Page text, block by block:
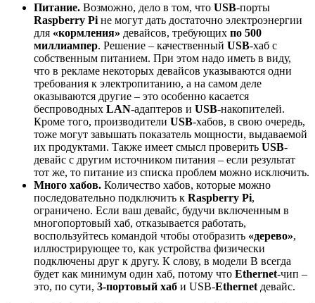
Питание. Возможно, дело в том, что USB-порты
Raspberry Pi не могут дать достаточно электроэнергии
для «кормления» девайсов, требующих по 500
миллиампер. Решение – качественный USB-хаб с
собственным питанием. При этом надо иметь в виду,
что в рекламе некоторых девайсов указываются одни
требования к электропитанию, а на самом деле
оказываются другие – это особенно касается
беспроводных LAN-адаптеров и USB-накопителей.
Кроме того, производители USB-хабов, в свою очередь,
тоже могут завышать показатель мощности, выдаваемой
их продуктами. Также имеет смысл проверить USB-
девайс с другим источником питания – если результат
тот же, то питание из списка проблем можно исключить.
Много хабов. Количество хабов, которые можно
последовательно подключить к Raspberry Pi,
ограничено. Если ваш девайс, будучи включенным в
многопортовый хаб, отказывается работать,
воспользуйтесь командой чтобы отобразить «дерево»,
иллюстрирующее то, как устройства физически
подключены друг к другу. К слову, в модели B всегда
будет как минимум один хаб, потому что Ethernet-чип –
это, по сути, 3-портовый хаб и USB-Ethernet девайс.